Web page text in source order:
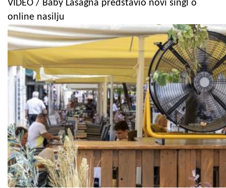
VIDEO / Baby Lasagna predstavio novi singl o
online nasilju